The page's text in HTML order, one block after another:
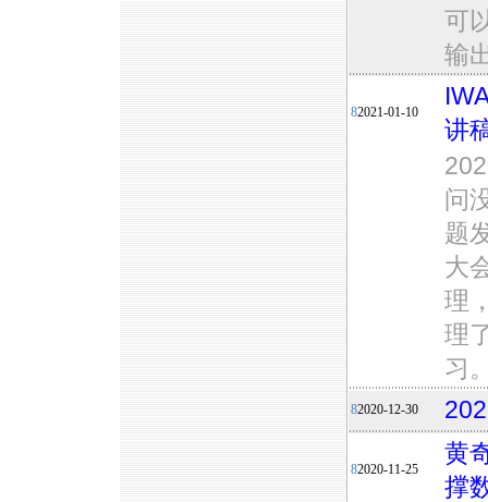
可
输
82021-01-10
讲
问
题
大
理
理
习
82020-12-30
82020-11-25
黄
撑